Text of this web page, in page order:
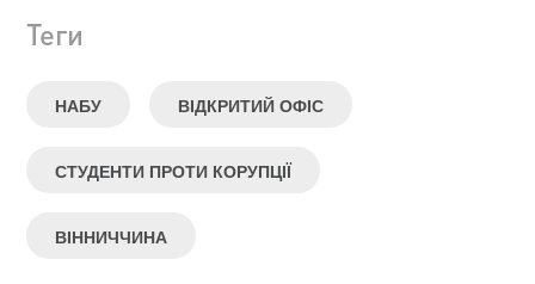
Теги
НАБУ ВІДКРИТИЙ ОФІС
СТУДЕНТИ ПРОТИ КОРУПЦІЇ
ВІННИЧЧИНА